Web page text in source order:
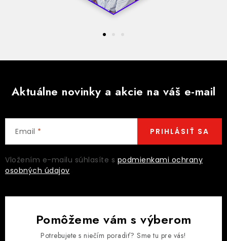
Aktuálne novinky a akcie na váš e-mail
Email
Vložením e-mailu súhlasíte s podmienkami ochrany
osobných údajov
PRIHLÁSIŤ SA
Pomôžeme vám s výberom
Potrebujete s niečím poradiť? Sme tu pre vás!